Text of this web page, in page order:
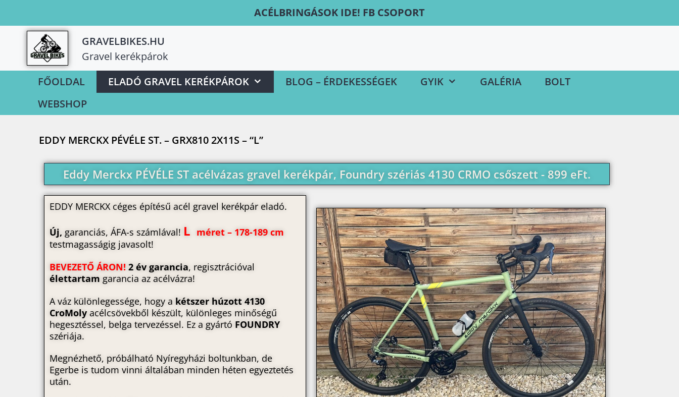
ACÉLBRINGÁSOK IDE! FB CSOPORT
GRAVELBIKES.HU
Gravel kerékpárok
FŐOLDAL
ELADÓ GRAVEL KERÉKPÁROK BLOG – ÉRDEKESSÉGEK GYIK GALÉRIA
BOLT
WEBSHOP
EDDY MERCKX PÉVÉLE ST. – GRX810 2X11S – “L”
Eddy Merckx PÉVÉLE ST acélvázas gravel kerékpár, Foundry szériás 4130 CRMO csőszett - 899 eFt.
EDDY MERCKX céges építésű acél gravel kerékpár eladó.
Új, garanciás, ÁFA-s számlával! L méret – 178-189 cm
testmagasságig javasolt!
BEVEZETŐ ÁRON! 2 év garancia, regisztrációval
élettartam garancia az acélvázra!
A váz különlegessége, hogy a kétszer húzott 4130
CroMolyacélcsövekből készült, különleges minőségű
hegesztéssel, belga tervezéssel. Ez a gyártó FOUNDRY
szériája.
Megnézhető, próbálható Nyíregyházi boltunkban, de
Egerbe is tudom vinni általában minden héten egyeztetés
után.